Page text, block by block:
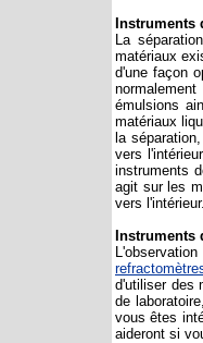
Instruments
La
matériaux
d'une façon
émulsions
matériaux
la
vers
instruments
agit sur les
vers l'intérieur.
d'utiliser des
de
vous êtes
aideront si